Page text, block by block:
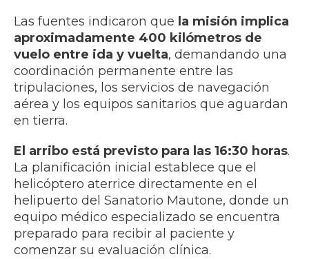
Las fuentes indicaron que la misión implica
aproximadamente 400 kilómetros de
vuelo entre ida y vuelta, demandando una
coordinación permanente entre las
tripulaciones, los servicios de navegación
aérea y los equipos sanitarios que aguardan
en tierra.
El arribo está previsto para las 16:30 horas.
La planificación inicial establece que el
helicóptero aterrice directamente en el
helipuerto del Sanatorio Mautone, donde un
equipo médico especializado se encuentra
preparado para recibir al paciente y
comenzar su evaluación clínica.